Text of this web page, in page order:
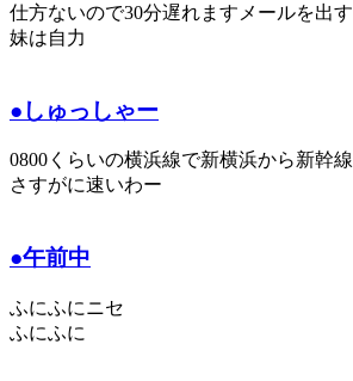
仕方ないので30分遅れますメールを出す
妹は自力
●しゅっしゃー
0800くらいの横浜線で新横浜から新幹線
さすがに速いわー
●午前中
ふにふにニセ
ふにふに